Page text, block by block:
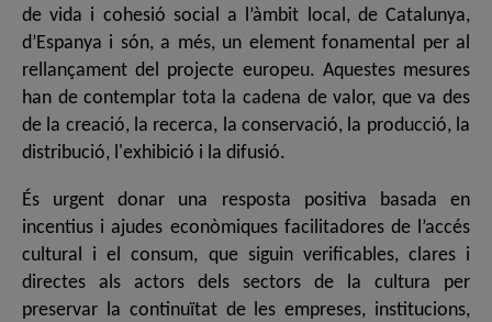
de vida i cohesió social a l’àmbit local, de Catalunya,
d’Espanya i són, a més, un element fonamental per al
rellançament del projecte europeu. Aquestes mesures
han de contemplar tota la cadena de valor, que va des
de la creació, la recerca, la conservació, la producció, la
distribució, l'exhibició i la difusió.
És urgent donar una resposta positiva basada en
incentius i ajudes econòmiques facilitadores de l’accés
cultural i el consum, que siguin verificables, clares i
directes als actors dels sectors de la cultura per
preservar la continuïtat de les empreses, institucions,